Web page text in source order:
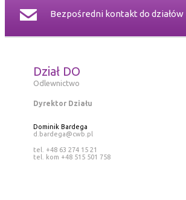
KONTAKT
Bezpośredni kontakt do działów
Dział DO
Odlewnictwo
Dyrektor Działu
Dominik Bardega
d.bardega@cwb.pl
tel. +48 63 274 15 21
tel. kom +48 515 501 758